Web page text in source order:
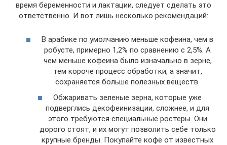
время беременности и лактации, следует сделать это
ответственно. И вот лишь несколько рекомендаций:
В арабике по умолчанию меньше кофеина, чем в
робусте, примерно 1,2% по сравнению с 2,5%. А
чем меньше кофеина было изначально в зерне,
тем короче процесс обработки, а значит,
сохраняется больше полезных веществ.
Обжаривать зеленые зерна, которые уже
подверглись декофеинизации, сложнее, и для
этого требуются специальные ростеры. Они
дорого стоят, и их могут позволить себе только
крупные бренды. Покупайте кофе от известных